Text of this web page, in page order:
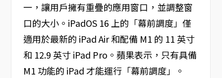
一，讓用戶擁有重疊的應用窗口，並調整窗
口的大小。iPadOS 16 上的「幕前調度」僅
適用於最新的 iPad Air 和配備 M1 的 11 英寸
和 12.9 英寸 iPad Pro。蘋果表示，只有具備
M1 功能的 iPad 才能運行「幕前調度」。